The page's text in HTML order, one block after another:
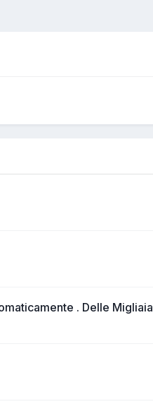
. Delle Migliaia